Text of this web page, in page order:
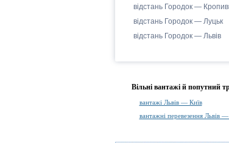
відстань Городок —
відстань Городок — Луцьк
відстань Городок — Львів
Вільні вантажі й попутний
вантажі Львів — Київ
вантажні перевезення Львів —